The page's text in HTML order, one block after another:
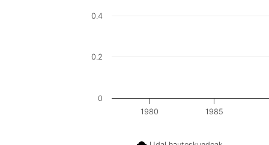
1980 1985
0
0.2
0.4